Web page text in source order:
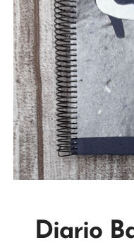
Diario